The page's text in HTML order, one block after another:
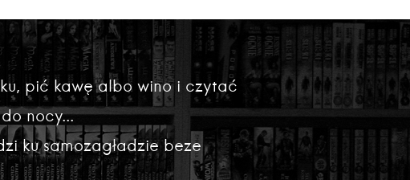
pić kawę albo wino i czytać
nocy...
ku samozagładzie beze